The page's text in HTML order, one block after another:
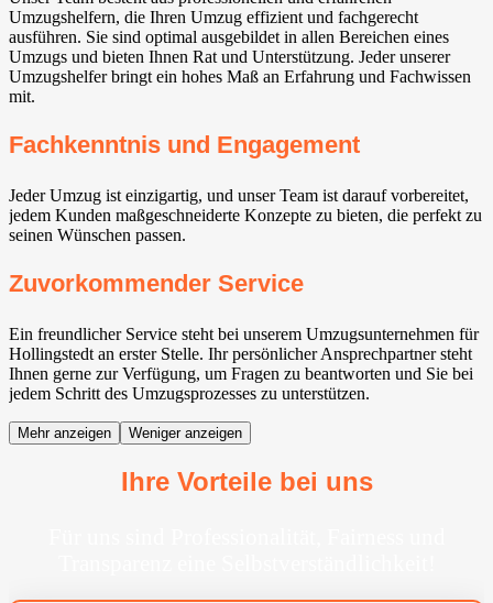
Umzugshelfern, die Ihren Umzug effizient und fachgerecht
ausführen. Sie sind optimal ausgebildet in allen Bereichen eines
Umzugs und bieten Ihnen Rat und Unterstützung. Jeder unserer
Umzugshelfer bringt ein hohes Maß an Erfahrung und Fachwissen
mit.
Fachkenntnis und Engagement
Jeder Umzug ist einzigartig, und unser Team ist darauf vorbereitet,
jedem Kunden maßgeschneiderte Konzepte zu bieten, die perfekt zu
seinen Wünschen passen.
Zuvorkommender Service
Ein freundlicher Service steht bei unserem Umzugsunternehmen für
Hollingstedt an erster Stelle. Ihr persönlicher Ansprechpartner steht
Ihnen gerne zur Verfügung, um Fragen zu beantworten und Sie bei
jedem Schritt des Umzugsprozesses zu unterstützen.
Mehr anzeigen Weniger anzeigen
Ihre Vorteile bei uns